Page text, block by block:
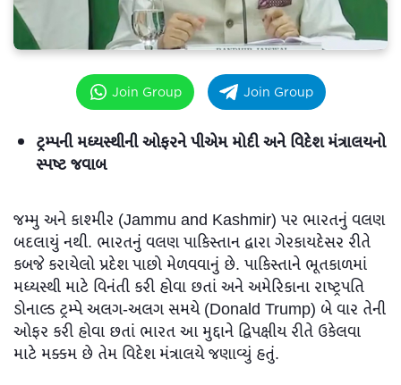
Join Group Join Group
ટ્રમ્પની મધ્યસ્થીની ઓફરને પીએમ મોદી અને વિદેશ મંત્રાલયનો
સ્પષ્ટ જવાબ
જમ્મુ અને કાશ્મીર (Jammu and Kashmir) પર ભારતનું વલણ
બદલાયું નથી. ભારતનું વલણ પાકિસ્તાન દ્વારા ગેરકાયદેસર રીતે
કબજે કરાયેલો પ્રદેશ પાછો મેળવવાનું છે. પાકિસ્તાને ભૂતકાળમાં
મધ્યસ્થી માટે વિનંતી કરી હોવા છતાં અને અમેરિકાના રાષ્ટ્રપતિ
ડોનાલ્ડ ટ્રમ્પે અલગ-અલગ સમયે (Donald Trump) બે વાર તેની
ઓફર કરી હોવા છતાં ભારત આ મુદ્દાને દ્વિપક્ષીય રીતે ઉકેલવા
માટે મક્કમ છે તેમ વિદેશ મંત્રાલયે જણાવ્યું હતું.